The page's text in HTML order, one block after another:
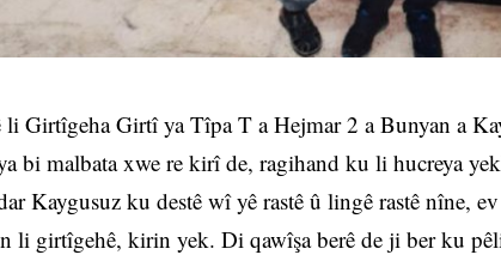
Girtîgeha Girtî ya Tîpa T a Hejmar 2 a Bunyan a
bi malbata xwe re kirî de, ragihand ku li hucreya
Kaygusuz ku destê wî yê rastê û lingê rastê nîne,
li girtîgehê, kirin yek. Di qawîşa berê de ji ber ku